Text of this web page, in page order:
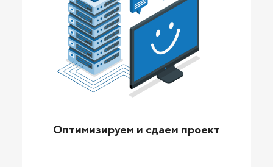
Оптимизируем и сдаем проект